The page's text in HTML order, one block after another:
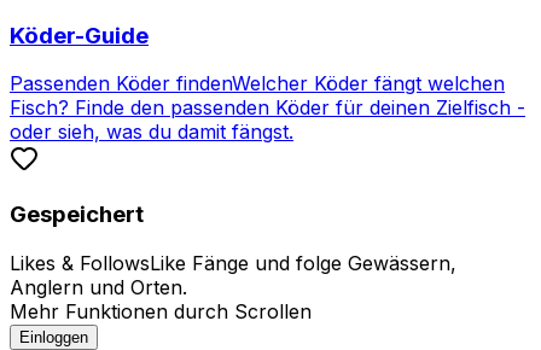
Köder-Guide
Passenden Köder findenWelcher Köder fängt welchen
Fisch? Finde den passenden Köder für deinen Zielfisch -
oder sieh, was du damit fängst.
Gespeichert
Likes & FollowsLike Fänge und folge Gewässern,
Anglern und Orten.
Mehr Funktionen durch Scrollen
Einloggen